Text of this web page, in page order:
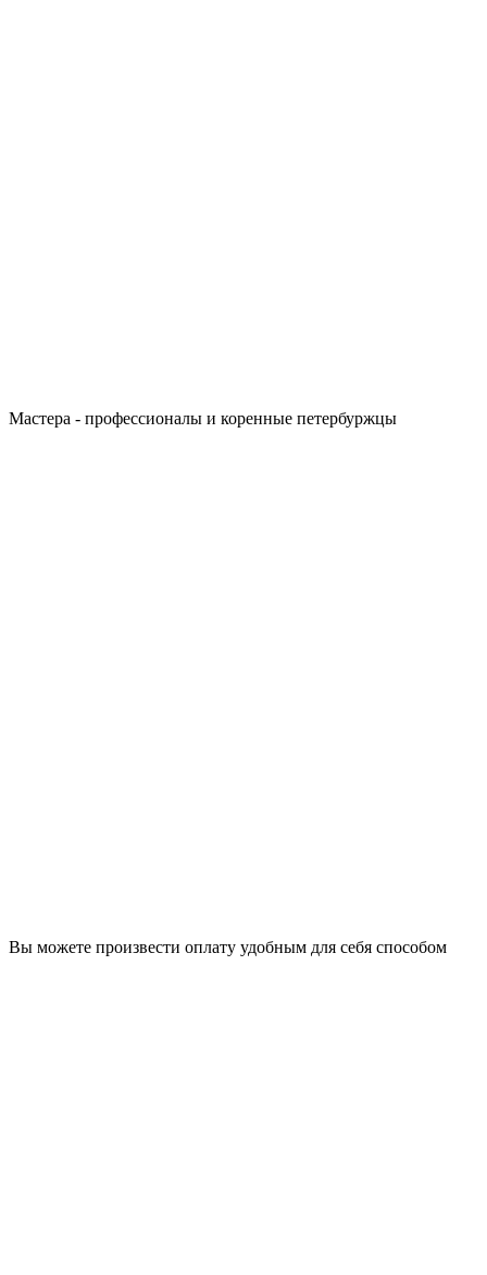
Мастера - профессионалы и коренные петербуржцы
Вы можете произвести оплату удобным для себя способом